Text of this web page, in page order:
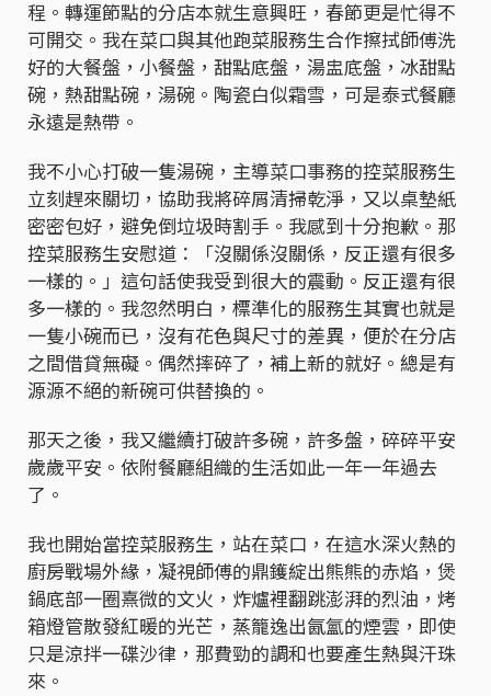
程。轉運節點的分店本就生意興旺，春節更是忙得不
可開交。我在菜口與其他跑菜服務生合作擦拭師傅洗
好的大餐盤，小餐盤，甜點底盤，湯盅底盤，冰甜點
碗，熱甜點碗，湯碗。陶瓷白似霜雪，可是泰式餐廳
永遠是熱帶。
我不小心打破一隻湯碗，主導菜口事務的控菜服務生
立刻趕來關切，協助我將碎屑清掃乾淨，又以桌墊紙
密密包好，避免倒垃圾時割手。我感到十分抱歉。那
控菜服務生安慰道：「沒關係沒關係，反正還有很多
一樣的。」這句話使我受到很大的震動。反正還有很
多一樣的。我忽然明白，標準化的服務生其實也就是
一隻小碗而已，沒有花色與尺寸的差異，便於在分店
之間借貸無礙。偶然摔碎了，補上新的就好。總是有
源源不絕的新碗可供替換的。
那天之後，我又繼續打破許多碗，許多盤，碎碎平安
歲歲平安。依附餐廳組織的生活如此一年一年過去
了。
我也開始當控菜服務生，站在菜口，在這水深火熱的
廚房戰場外緣，凝視師傅的鼎鑊綻出熊熊的赤焰，煲
鍋底部一圈熹微的文火，炸爐裡翻跳澎湃的烈油，烤
箱燈管散發紅暖的光芒，蒸籠逸出氤氳的煙雲，即使
只是涼拌一碟沙律，那費勁的調和也要產生熱與汗珠
來。